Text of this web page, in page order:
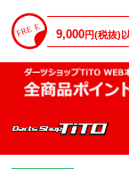
9,000円(税抜)